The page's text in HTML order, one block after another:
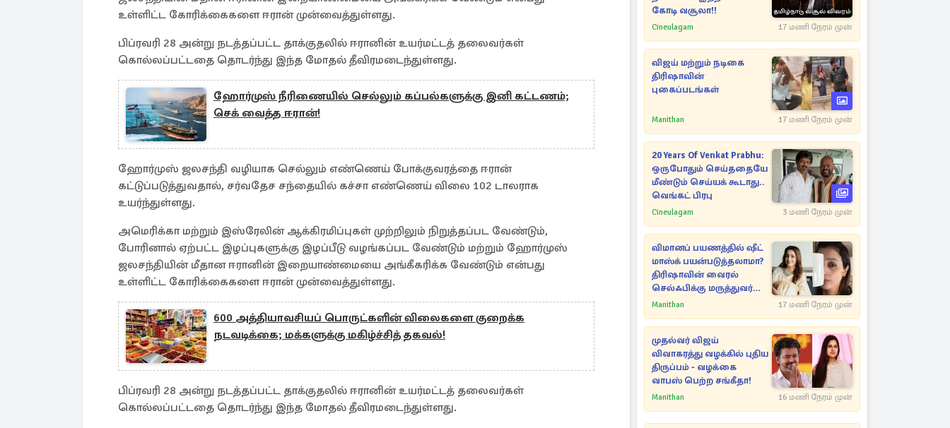
உள்ளிட்ட கோரிக்கைகளை ஈரான் முன்வைத்துள்ளது.
பிப்ரவரி 28 அன்று நடத்தப்பட்ட தாக்குதலில் ஈரானின் உயர்மட்டத் தலைவர்கள்
கொல்லப்பட்டதை தொடர்ந்து இந்த மோதல் தீவிரமடைந்துள்ளது.
ஹோர்முஸ் நீரிணையில் செல்லும் கப்பல்களுக்கு இனி கட்டணம்;
செக் வைத்த ஈரான்!
ஹோர்முஸ் ஜலசந்தி வழியாக செல்லும் எண்ணெய் போக்குவரத்தை ஈரான்
கட்டுப்படுத்துவதால், சர்வதேச சந்தையில் கச்சா எண்ணெய் விலை 102 டாலராக
உயர்ந்துள்ளது.
அமெரிக்கா மற்றும் இஸ்ரேலின் ஆக்கிரமிப்புகள் முற்றிலும் நிறுத்தப்பட வேண்டும்,
போரினால் ஏற்பட்ட இழப்புகளுக்கு இழப்பீடு வழங்கப்பட வேண்டும் மற்றும் ஹோர்முஸ்
ஜலசந்தியின் மீதான ஈரானின் இறையாண்மையை அங்கீகரிக்க வேண்டும் என்பது
உள்ளிட்ட கோரிக்கைகளை ஈரான் முன்வைத்துள்ளது.
600 அத்தியாவசியப் பொருட்களின் விலைகளை குறைக்க
நடவடிக்கை; மக்களுக்கு மகிழ்ச்சித் தகவல்!
பிப்ரவரி 28 அன்று நடத்தப்பட்ட தாக்குதலில் ஈரானின் உயர்மட்டத் தலைவர்கள்
கொல்லப்பட்டதை தொடர்ந்து இந்த மோதல் தீவிரமடைந்துள்ளது.
கோடி வசூலா!!
Cineulagam 17 மணி நேரம் முன்
விஜய் மற்றும் நடிகை
திரிஷாவின்
புகைப்படங்கள்
Manithan 17 மணி நேரம் முன்
20 Years Of Venkat Prabhu:
ஒருபோதும் செய்ததையே
மீண்டும் செய்யக் கூடாது..
வெங்கட் பிரபு
Cineulagam 3 மணி நேரம் முன்
விமானப் பயணத்தில் ஷீட்
மாஸ்க் பயன்படுத்தலாமா?
திரிஷாவின் வைரல்
செல்ஃபிக்கு மருத்துவர்
விளக்கம்
Manithan 17 மணி நேரம் முன்
முதல்வர் விஜய்
விவாகரத்து வழக்கில் புதிய
திருப்பம் - வழக்கை
வாபஸ் பெற்ற சங்கீதா!
Manithan 16 மணி நேரம் முன்